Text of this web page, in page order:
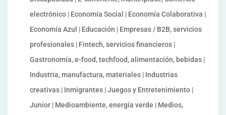
electrónico | Economía Social | Economía Colaborativa |
Economía Azul | Educación | Empresas / B2B, servicios
profesionales | Fintech, servicios financieros |
Gastronomía, e-food, techfood, alimentación, bebidas |
Industria, manufactura, materiales | Industrias
creativas | Inmigrantes | Juegos y Entretenimiento |
Junior | Medioambiente, energía verde | Medios,